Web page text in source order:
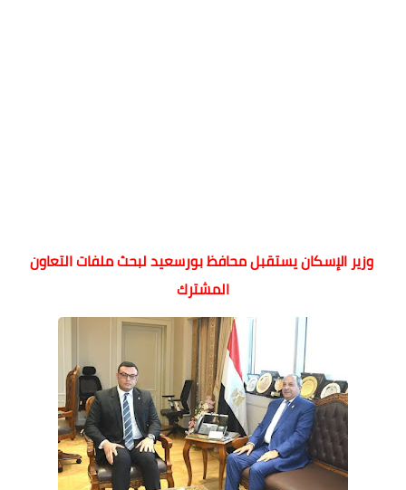
وزير الإسكان يستقبل محافظ بورسعيد لبحث ملفات التعاون
المشترك